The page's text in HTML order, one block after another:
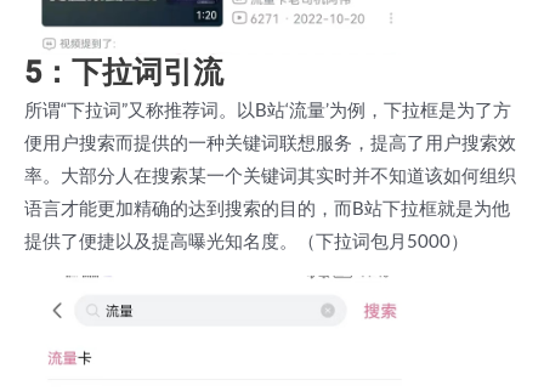
5：下拉词引流
所谓“下拉词”又称推荐词。以B站‘流量’为例，下拉框是为了方
便用户搜索而提供的一种关键词联想服务，提高了用户搜索效
率。大部分人在搜索某一个关键词其实时并不知道该如何组织
语言才能更加精确的达到搜索的目的，而B站下拉框就是为他
提供了便捷以及提高曝光知名度。（下拉词包月5000）